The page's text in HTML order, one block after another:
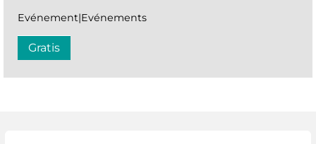
Evénement|Evénements
Gratis